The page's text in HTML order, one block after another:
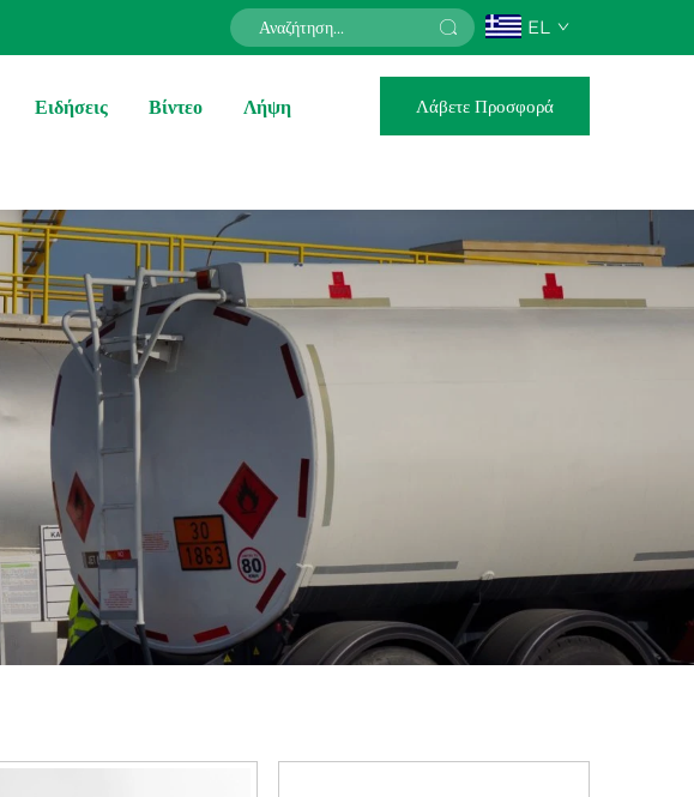
EL
Ειδήσεις Βίντεο Λήψη Λάβετε Προσφορά